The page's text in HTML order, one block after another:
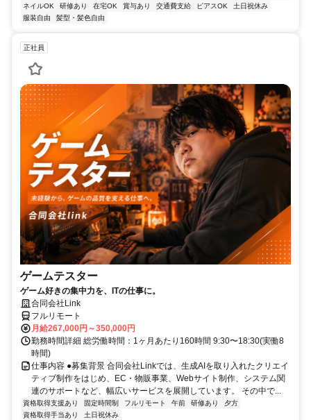
ネイルOK
研修あり 在宅OK 賞与あり 交通費支給 ピアスOK
土日祝休み
服装自由
髪型・髪色自由
正社員
ゲームテスター
ゲーム好きの集中力を、ITの仕事に。
合同会社Link
フルリモート
月給267,000円～350,000円
勤務時間詳細 総労働時間：1ヶ月あたり160時間 9:30〜18:30(実働8
時間)
仕事内容 ●募集背景 合同会社Linkでは、生成AIを取り入れたクリエイ
ティブ制作をはじめ、EC・物販事業、Webサイト制作、システム関
連のサポートなど、幅広いサービスを展開しています。 その中で...
資格取得支援あり 固定時間制 フルリモート 午前 研修あり
夕方
資格取得手当あり
土日祝休み